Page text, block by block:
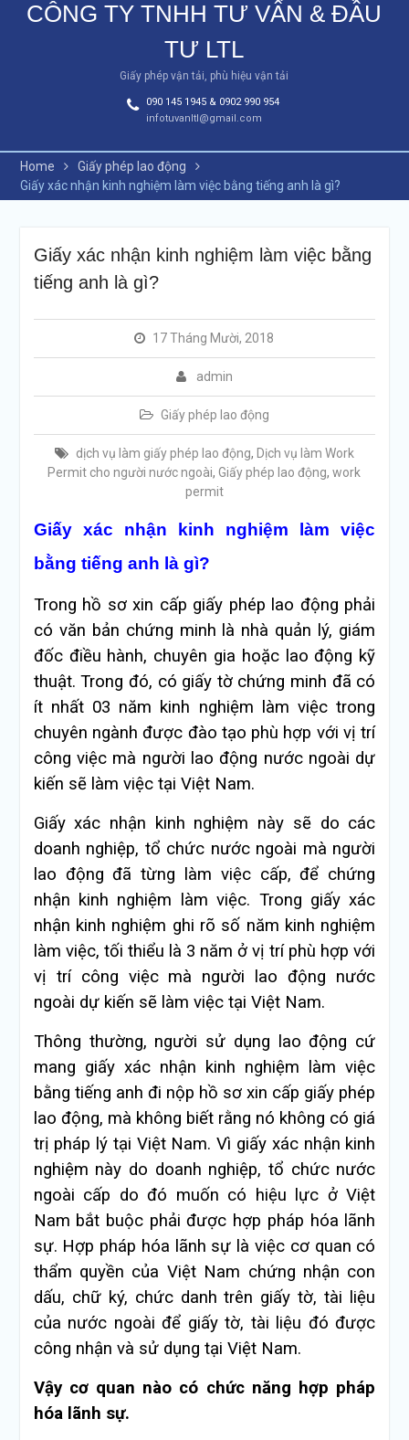
CÔNG TY TNHH TƯ VẤN & ĐẦU
TƯ LTL
Giấy phép vận tải, phù hiệu vận tải
090 145 1945 & 0902 990 954
infotuvanltl@gmail.com
Home
Giấy phép lao động
Giấy xác nhận kinh nghiệm làm việc bằng tiếng anh là gì?
Giấy xác nhận kinh nghiệm làm việc bằng
tiếng anh là gì?
17 Tháng Mười, 2018
admin
Giấy phép lao động
dịch vụ làm giấy phép lao động, Dịch vụ làm Work
Permit cho người nước ngoài,Giấy phép lao động,work
permit
Giấy xác nhận kinh nghiệm làm việc
bằng tiếng anh là gì?
Trong hồ sơ xin cấp giấy phép lao động phải
có văn bản chứng minh là nhà quản lý, giám
đốc điều hành, chuyên gia hoặc lao động kỹ
thuật. Trong đó, có giấy tờ chứng minh đã có
ít nhất 03 năm kinh nghiệm làm việc trong
chuyên ngành được đào tạo phù hợp với vị trí
công việc mà người lao động nước ngoài dự
kiến sẽ làm việc tại Việt Nam.
Giấy xác nhận kinh nghiệm này sẽ do các
doanh nghiệp, tổ chức nước ngoài mà người
lao động đã từng làm việc cấp, để chứng
nhận kinh nghiệm làm việc. Trong giấy xác
nhận kinh nghiệm ghi rõ số năm kinh nghiệm
làm việc, tối thiểu là 3 năm ở vị trí phù hợp với
vị trí công việc mà người lao động nước
ngoài dự kiến sẽ làm việc tại Việt Nam.
Thông thường, người sử dụng lao động cứ
mang giấy xác nhận kinh nghiệm làm việc
bằng tiếng anh đi nộp hồ sơ xin cấp giấy phép
lao động, mà không biết rằng nó không có giá
trị pháp lý tại Việt Nam. Vì giấy xác nhận kinh
nghiệm này do doanh nghiệp, tổ chức nước
ngoài cấp do đó muốn có hiệu lực ở Việt
Nam bắt buộc phải được hợp pháp hóa lãnh
sự. Hợp pháp hóa lãnh sự là việc cơ quan có
thẩm quyền của Việt Nam chứng nhận con
dấu, chữ ký, chức danh trên giấy tờ, tài liệu
của nước ngoài để giấy tờ, tài liệu đó được
công nhận và sử dụng tại Việt Nam.
Vậy cơ quan nào có chức năng hợp pháp
hóa lãnh sự.